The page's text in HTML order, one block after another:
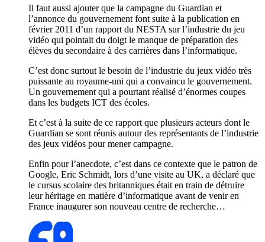
Il faut aussi ajouter que la campagne du Guardian et
l’annonce du gouvernement font suite à la publication en
février 2011 d’un rapport du NESTA sur l’industrie du jeu
vidéo qui pointait du doigt le manque de préparation des
élèves du secondaire à des carrières dans l’informatique.
C’est donc surtout le besoin de l’industrie du jeux vidéo très
puissante au royaume-uni qui a convaincu le gouvernement.
Un gouvernement qui a pourtant réalisé d’énormes coupes
dans les budgets ICT des écoles.
Et c’est à la suite de ce rapport que plusieurs acteurs dont le
Guardian se sont réunis autour des représentants de l’industrie
des jeux vidéos pour mener campagne.
Enfin pour l’anecdote, c’est dans ce contexte que le patron de
Google, Eric Schmidt, lors d’une visite au UK, a déclaré que
le cursus scolaire des britanniques était en train de détruire
leur héritage en matière d’informatique avant de venir en
France inaugurer son nouveau centre de recherche…